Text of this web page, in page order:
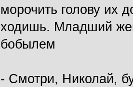
морочить голову их
ходишь. Младший
бобылем
- Смотри, Николай,